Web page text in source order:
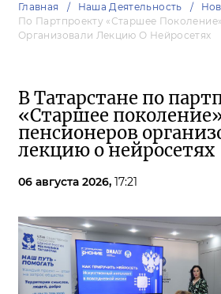
Главная Наша Деятельность
По Партпроекту «Старшее
Организовали Лекцию О Нейросетях
В Татарстане по
«Старшее
пенсионеров
лекцию о нейросетях
06 августа 2026, 17:21